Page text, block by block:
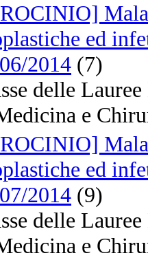
ed
2014 (7)
delle
e
ed
2014 (9)
delle
e